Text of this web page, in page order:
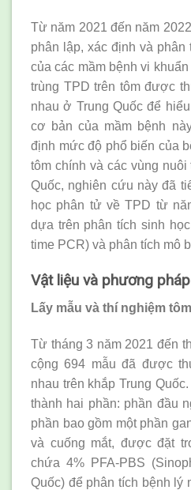
Từ năm 2021 đến năm
phân lập, xác định và phân
của các mầm bệnh vi
trùng TPD trên tôm được
nhau ở Trung Quốc để
cơ bản của mầm bệnh
định mức độ phổ biến của
tôm chính và các vùng
Quốc, nghiên cứu này đã
học phân tử về TPD từ
dựa trên phân tích sinh
time PCR) và phân tích mô
Vật liệu và phương pháp
Lấy mẫu và thí nghiệm tôm
Từ tháng 3 năm 2021 đến
cộng 694 mẫu đã được
nhau trên khắp Trung
thành hai phần: phần đầu
phần bao gồm một phần
và cuống mắt, được đặt
chứa 4% PFA-PBS
Quốc) để phân tích bệnh lý